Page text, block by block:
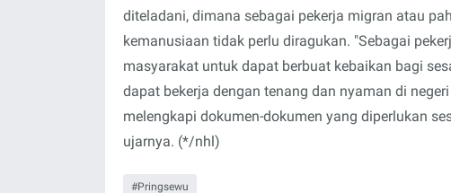
diteladani, dimana sebagai pekerja migran atau
kemanusiaan tidak perlu diragukan. "Sebagai
masyarakat untuk dapat berbuat kebaikan bagi
dapat bekerja dengan tenang dan nyaman di
melengkapi dokumen-dokumen yang diperlukan
ujarnya. (*/nhl)
Pringsewu